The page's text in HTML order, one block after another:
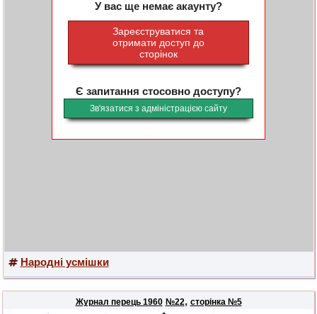
У вас ще немає акаунту?
Зареєструватися та
отримати доступ до
сторінок
Є запитання стосовно доступу?
Зв'язатися з адміністрацією сайту
Народні усмішки
Журнал перець 1960 №22, сторінка №5